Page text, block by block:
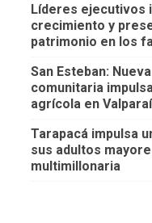
Líderes ejecutivos
crecimiento y
patrimonio en los
San Esteban:
comunitaria
agrícola en
Tarapacá impulsa
sus adultos
multimillonaria